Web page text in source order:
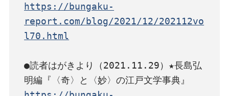
https://bungaku-
report.com/blog/2021/12/202112vo
l70.html
●読者はがきより（2021.11.29）★長島弘